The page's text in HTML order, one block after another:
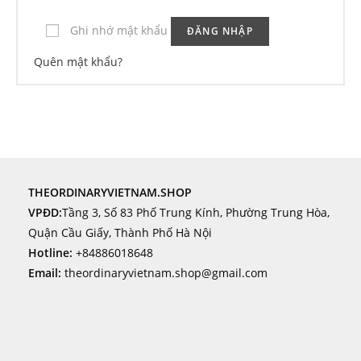
Ghi nhớ mật khẩu ĐĂNG NHẬP
Quên mật khẩu?
THEORDINARYVIETNAM.SHOP
VPĐD:Tầng 3, Số 83 Phố Trung Kính, Phường Trung Hòa,
Quận Cầu Giấy, Thành Phố Hà Nội
Hotline: +84886018648
Email: theordinaryvietnam.shop@gmail.com